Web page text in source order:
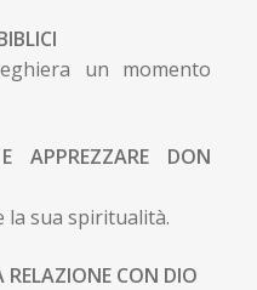
un momento
APPREZZARE DON
la sua spiritualità.
RELAZIONE CON DIO